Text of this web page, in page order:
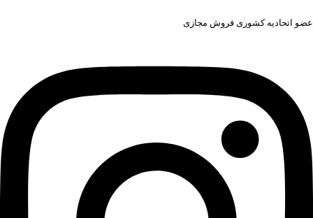
عضو اتحادیه کشوری فروش مجازی